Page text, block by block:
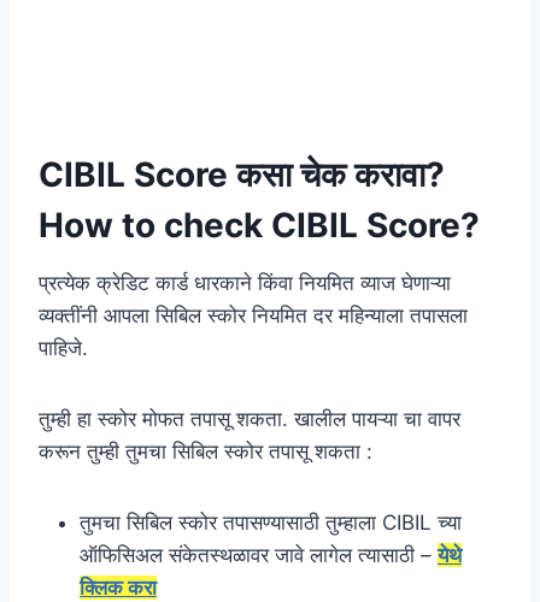
CIBIL Score कसा चेक करावा?
How to check CIBIL Score?
प्रत्येक क्रेडिट कार्ड धारकाने किंवा नियमित व्याज घेणाऱ्या
व्यक्तींनी आपला सिबिल स्कोर नियमित दर महिन्याला तपासला
पाहिजे.
तुम्ही हा स्कोर मोफत तपासू शकता. खालील पायऱ्या चा वापर
करून तुम्ही तुमचा सिबिल स्कोर तपासू शकता :
तुमचा सिबिल स्कोर तपासण्यासाठी तुम्हाला CIBIL च्या
ऑफिसिअल संकेतस्थळावर जावे लागेल त्यासाठी –येथे
क्लिक करा